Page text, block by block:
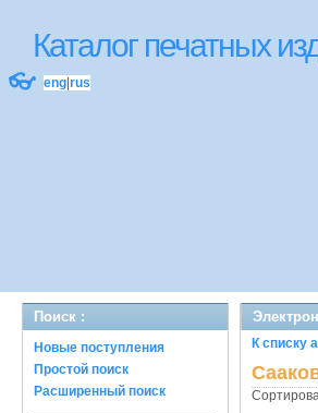
Каталог печатных
👓 eng rus
Поиск :
Новые поступления
Простой поиск
Расширенный поиск
К списку